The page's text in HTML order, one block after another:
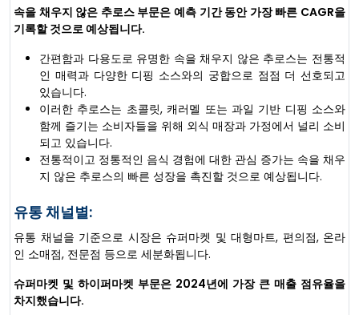
속을 채우지 않은 추로스 부문은 예측 기간 동안 가장 빠른 CAGR을
기록할 것으로 예상됩니다.
간편함과 다용도로 유명한 속을 채우지 않은 추로스는 전통적
인 매력과 다양한 디핑 소스와의 궁합으로 점점 더 선호되고
있습니다.
이러한 추로스는 초콜릿, 캐러멜 또는 과일 기반 디핑 소스와
함께 즐기는 소비자들을 위해 외식 매장과 가정에서 널리 소비
되고 있습니다.
전통적이고 정통적인 음식 경험에 대한 관심 증가는 속을 채우
지 않은 추로스의 빠른 성장을 촉진할 것으로 예상됩니다.
유통 채널별:
유통 채널을 기준으로 시장은 슈퍼마켓 및 대형마트, 편의점, 온라
인 소매점, 전문점 등으로 세분화됩니다.
슈퍼마켓 및 하이퍼마켓 부문은 2024년에 가장 큰 매출 점유율을
차지했습니다.